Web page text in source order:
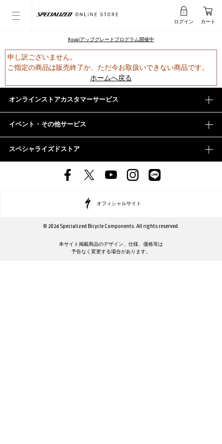
ログイン カート
Rovalアップグレードプログラム開催中
申し訳ございません。
ご指定の商品は販売終了か、ただ今お取扱いできない商品です。
ホームへ戻る
オンラインストアカスタマーサービス
イベント・その他サービス
スペシャライズドストア
オフィシャルサイト
© 2024 Specialized Bicycle Components. All rights reserved.
本サイト掲載商品のデザイン、仕様、価格等は
予告なく変更する場合があります。